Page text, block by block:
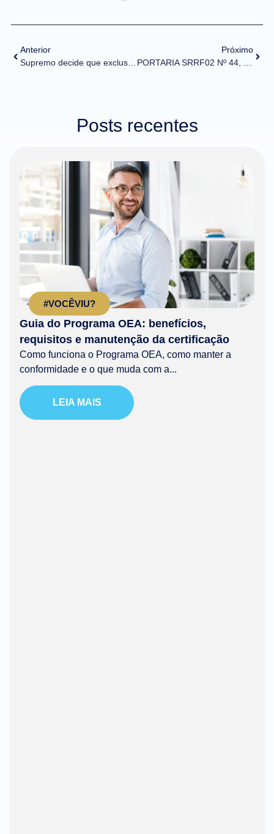
Anterior
Supremo decide que exclusão do ICMS do cálculo de PIS e Cofins vale desde 2017
Próximo
Posts recentes
#VOCÊVIU?
Guia do Programa OEA: benefícios,
requisitos e manutenção da certificação
Como funciona o Programa OEA, como manter a
conformidade e o que muda com a...
LEIA MAIS